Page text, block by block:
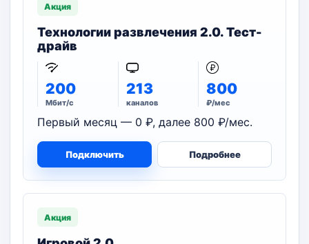
Акция
Технологии развлечения 2.0. Тест-
драйв
200
Мбит/с
213
каналов
800
₽/мес
Первый месяц — 0 ₽, далее 800 ₽/мес.
Подключить Подробнее
Акция